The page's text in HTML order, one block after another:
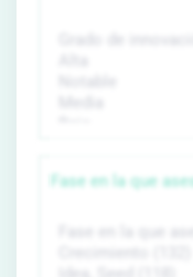
Fase en la que